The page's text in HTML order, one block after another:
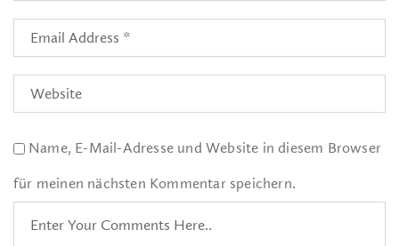
Name, E-Mail-Adresse und Website in diesem Browser
für meinen nächsten Kommentar speichern.